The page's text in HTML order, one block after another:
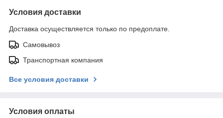
Условия доставки
Доставка осуществляется только по предоплате.
Самовывоз
Транспортная компания
Все условия доставки
Условия оплаты